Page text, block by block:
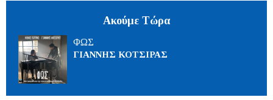
Ακούμε Τώρα
ΦΩΣ
ΓΙΑΝΝΗΣ ΚΟΤΣΙΡΑΣ